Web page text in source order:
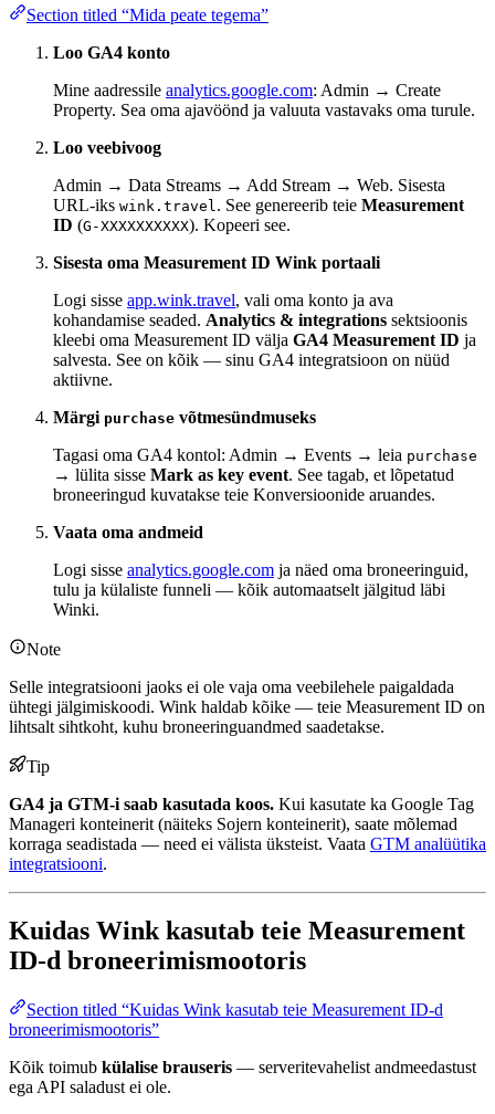
Section titled “Mida peate tegema”
Loo GA4 konto
Mine aadressile analytics.google.com: Admin → Create
Property. Sea oma ajavöönd ja valuuta vastavaks oma turule.
Loo veebivoog
Admin → Data Streams → Add Stream → Web. Sisesta
URL-iks wink.travel. See genereerib teie Measurement
ID (G-XXXXXXXXXX). Kopeeri see.
Sisesta oma Measurement ID Wink portaali
Logi sisse app.wink.travel, vali oma konto ja ava
kohandamise seaded. Analytics & integrations sektsioonis
kleebi oma Measurement ID välja GA4 Measurement ID ja
salvesta. See on kõik — sinu GA4 integratsioon on nüüd
aktiivne.
Märgi purchase võtmesündmuseks
Tagasi oma GA4 kontol: Admin → Events → leia purchase
→ lülita sisse Mark as key event. See tagab, et lõpetatud
broneeringud kuvatakse teie Konversioonide aruandes.
Vaata oma andmeid
Logi sisse analytics.google.com ja näed oma broneeringuid,
tulu ja külaliste funneli — kõik automaatselt jälgitud läbi
Winki.
Note
Selle integratsiooni jaoks ei ole vaja oma veebilehele paigaldada
ühtegi jälgimiskoodi. Wink haldab kõike — teie Measurement ID on
lihtsalt sihtkoht, kuhu broneeringuandmed saadetakse.
Tip
GA4 ja GTM-i saab kasutada koos. Kui kasutate ka Google Tag
Manageri konteinerit (näiteks Sojern konteinerit), saate mõlemad
korraga seadistada — need ei välista üksteist. Vaata GTM analüütika
integratsiooni.
Kuidas Wink kasutab teie Measurement
ID-d broneerimismootoris
Section titled “Kuidas Wink kasutab teie Measurement ID-d
broneerimismootoris”
Kõik toimub külalise brauseris — serveritevahelist andmeedastust
ega API saladust ei ole.